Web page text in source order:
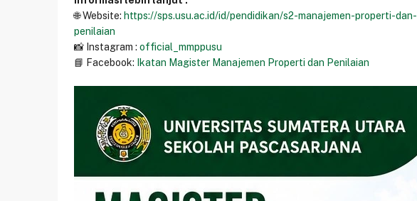
🌐 Website: https://sps.usu.ac.id/id/pendidikan/s2-manajemen-properti-dan-
penilaian
📸 Instagram :official_mmppusu
📘 Facebook:
Ikatan Magister Manajemen Properti dan Penilaian